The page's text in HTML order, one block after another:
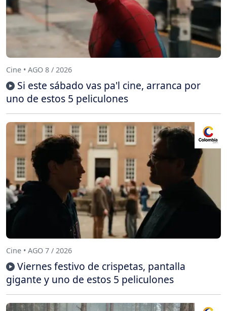
Cine • AGO 8 / 2026
Si este sábado vas pa'l cine, arranca por
uno de estos 5 peliculones
Cine • AGO 7 / 2026
Viernes festivo de crispetas, pantalla
gigante y uno de estos 5 peliculones